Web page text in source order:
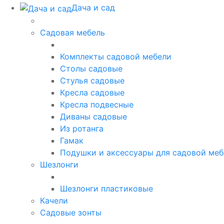
Дача и сад
Садовая мебель
Комплекты садовой мебели
Столы садовые
Стулья садовые
Кресла садовые
Кресла подвесные
Диваны садовые
Из ротанга
Гамак
Подушки и аксессуары для садовой
Шезлонги
Шезлонги пластиковые
Качели
Садовые зонты